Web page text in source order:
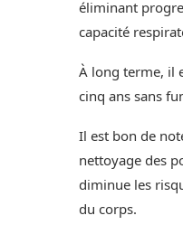
éliminant
capacité
À long terme, il
cinq ans sans
Il est bon de
nettoyage des
diminue les
du corps.